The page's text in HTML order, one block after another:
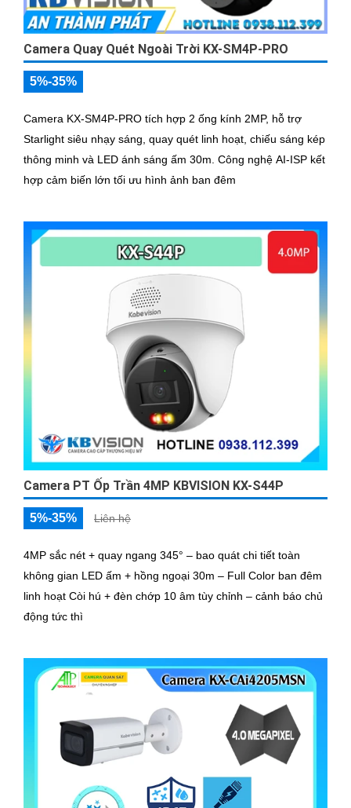
Camera Quay Quét Ngoài Trời KX-SM4P-PRO
5%-35%
Camera KX-SM4P-PRO tích hợp 2 ống kính 2MP, hỗ trợ
Starlight siêu nhạy sáng, quay quét linh hoạt, chiếu sáng kép
thông minh và LED ánh sáng ấm 30m. Công nghệ AI-ISP kết
hợp cảm biến lớn tối ưu hình ảnh ban đêm
Camera PT Ốp Trần 4MP KBVISION KX-S44P
5%-35% Liên hệ
4MP sắc nét + quay ngang 345° – bao quát chi tiết toàn
không gian LED ấm + hồng ngoại 30m – Full Color ban đêm
linh hoạt Còi hú + đèn chớp 10 âm tùy chỉnh – cảnh báo chủ
động tức thì